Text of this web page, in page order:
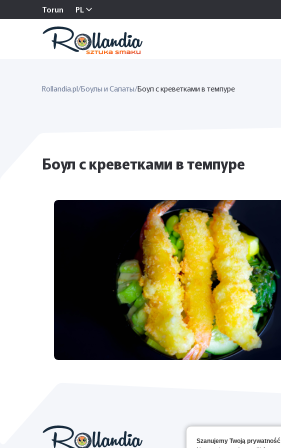
Torun PL
Rollandia.pl/Боулы и Салаты/Боул с креветками в темпуре
Боул с креветками в темпуре
Szanujemy Twoją prywatność